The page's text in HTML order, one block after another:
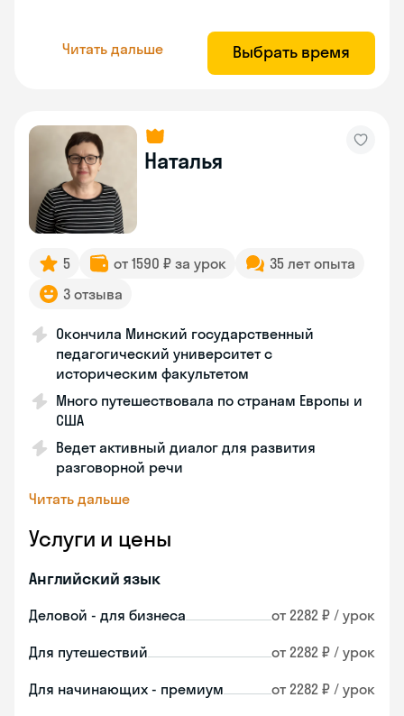
Читать дальше Выбрать время
Наталья
5 от 1590 ₽ за урок
35 лет опыта
3 отзыва
Окончила Минский государственный
педагогический университет с
историческим факультетом
Много путешествовала по странам Европы и
США
Ведет активный диалог для развития
разговорной речи
Читать дальше
Услуги и цены
Английский язык
Деловой - для бизнеса от 2282 ₽ / урок
Для путешествий от 2282 ₽ / урок
Для начинающих - премиум от 2282 ₽ / урок